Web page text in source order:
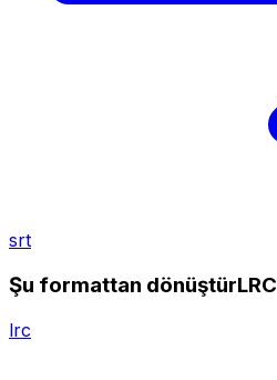
srt
Şu formattan dönüştürLRC
lrc